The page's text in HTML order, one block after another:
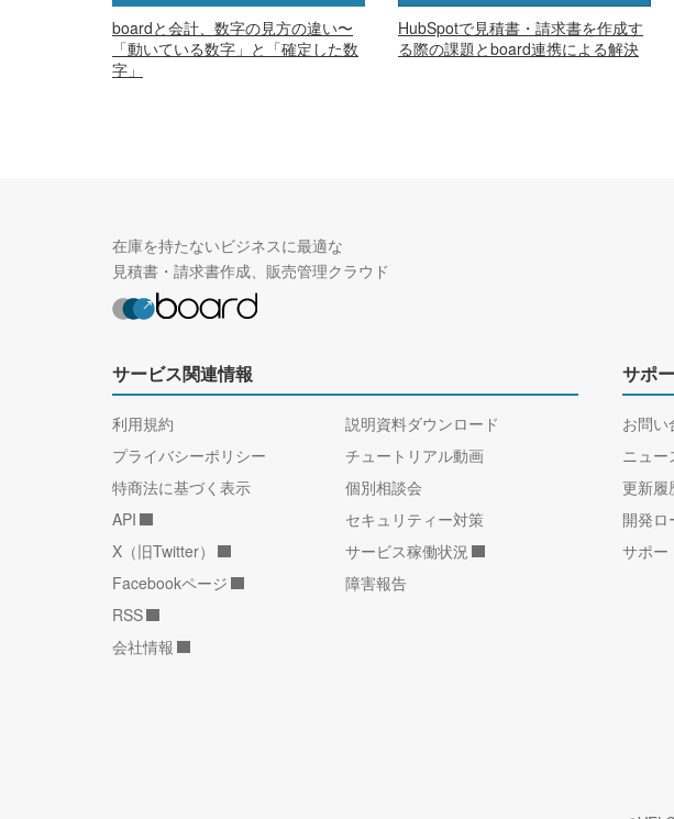
boardと会計、数字の見方の違い〜
「動いている数字」と「確定した数
字」
HubSpotで見積書・請求書を作成す
る際の課題とboard連携による解決
在庫を持たないビジネスに最適な
見積書・請求書作成、販売管理クラウド
サービス関連情報
利用規約
プライバシーポリシー
特商法に基づく表示
API
X（旧Twitter）
Facebookページ
RSS
会社情報
説明資料ダウンロード
チュートリアル動画
個別相談会
セキュリティー対策
サービス稼働状況
障害報告
サポ
お問い
ニュー
更新履
開発ロ
サポー